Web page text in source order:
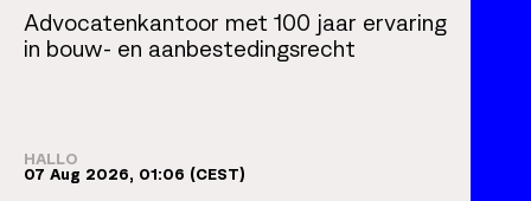
Advocatenkantoor met 100 jaar ervaring
in bouw- en aanbestedingsrecht
HALLO
07 Aug 2026, 01:06 (CEST)